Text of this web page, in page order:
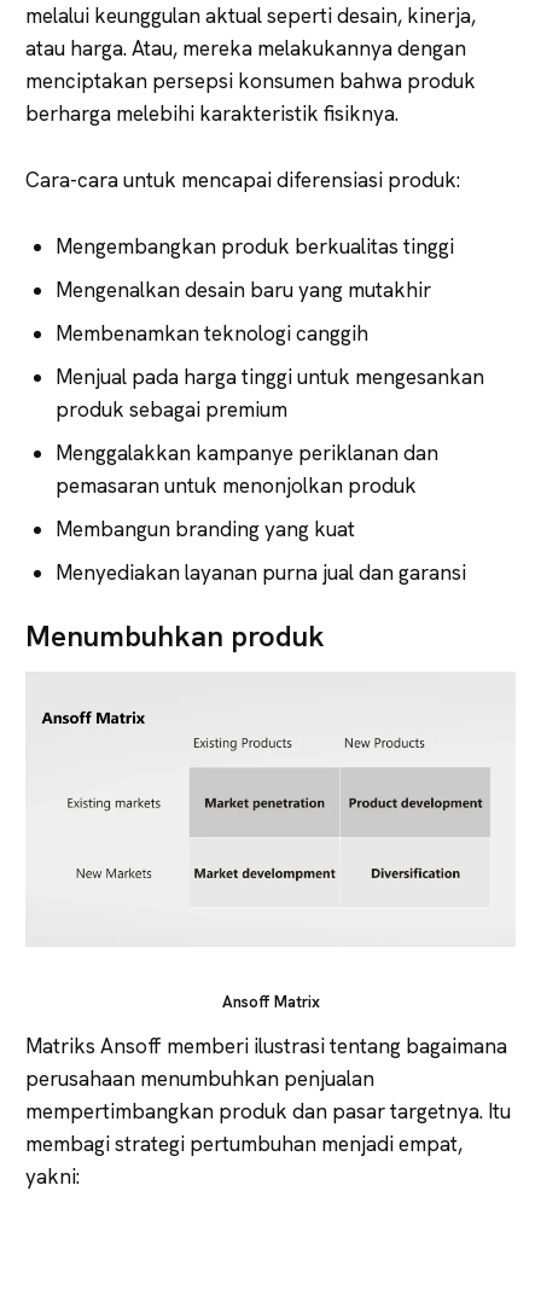
melalui keunggulan aktual seperti desain, kinerja,
atau harga. Atau, mereka melakukannya dengan
menciptakan persepsi konsumen bahwa produk
berharga melebihi karakteristik fisiknya.
Cara-cara untuk mencapai diferensiasi produk:
Mengembangkan produk berkualitas tinggi
Mengenalkan desain baru yang mutakhir
Membenamkan teknologi canggih
Menjual pada harga tinggi untuk mengesankan
produk sebagai premium
Menggalakkan kampanye periklanan dan
pemasaran untuk menonjolkan produk
Membangun branding yang kuat
Menyediakan layanan purna jual dan garansi
Menumbuhkan produk
Ansoff Matrix
Matriks Ansoff memberi ilustrasi tentang bagaimana
perusahaan menumbuhkan penjualan
mempertimbangkan produk dan pasar targetnya. Itu
membagi strategi pertumbuhan menjadi empat,
yakni: